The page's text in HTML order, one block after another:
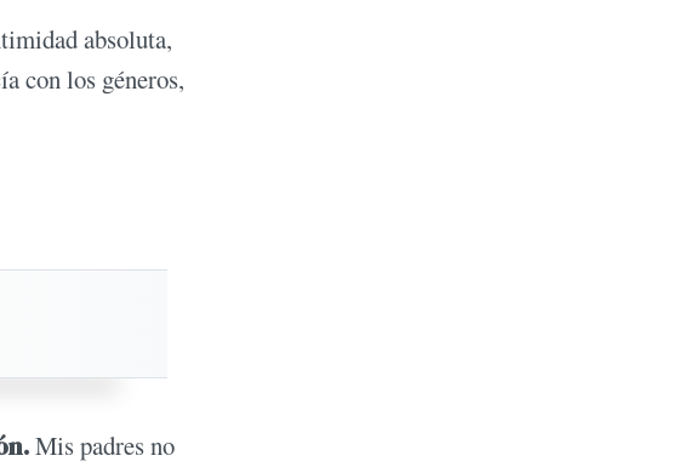
absoluta,
con los géneros,
Mis padres no